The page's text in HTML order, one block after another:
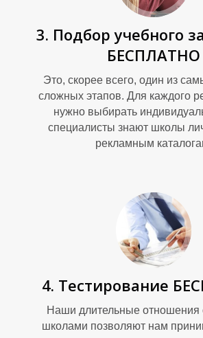
И
3. Подбор учебного
БЕСПЛАТНО
Это, скорее всего, один из
сложных этапов. Для каждого
нужно выбирать
специалисты знают школы
рекламным
4. Тестирование
Наши длительные отношения
школами позволяют нам